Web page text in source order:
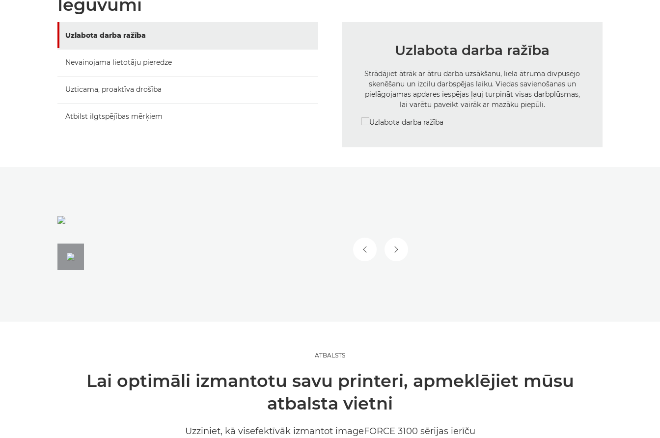
Ieguvumi
Uzlabota darba ražība
Nevainojama lietotāju pieredze
Uzticama, proaktīva drošība
Atbilst ilgtspējības mērķiem
Uzlabota darba ražība
Strādājiet ātrāk ar ātru darba uzsākšanu, liela ātruma divpusējo
skenēšanu un izcilu darbspējas laiku. Viedas savienošanas un
pielāgojamas apdares iespējas ļauj turpināt visas darbplūsmas,
lai varētu paveikt vairāk ar mazāku piepūli.
IEPRIEKŠĒJAIS SLAIDS
NĀKAMAIS SLAIDS
ATBALSTS
Lai optimāli izmantotu savu printeri, apmeklējiet mūsu
atbalsta vietni
Uzziniet, kā visefektīvāk izmantot imageFORCE 3100 sērijas ierīču